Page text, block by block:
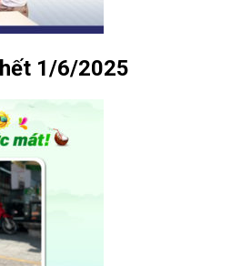
1/6/2025